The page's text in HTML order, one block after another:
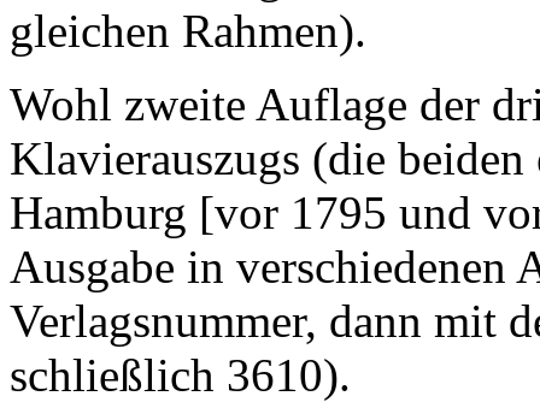
gleichen Rahmen).
Wohl zweite Auflage der
Klavierauszugs (die
Hamburg [vor 1795 und
Ausgabe in verschiedenen
Verlagsnummer, dann mit
schließlich 3610).